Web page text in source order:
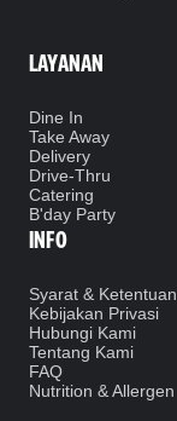
LAYANAN
Dine In
Take Away
Delivery
Drive-Thru
Catering
B'day Party
INFO
Syarat & Ketentuan
Kebijakan Privasi
Hubungi Kami
Tentang Kami
FAQ
Nutrition & Allergen